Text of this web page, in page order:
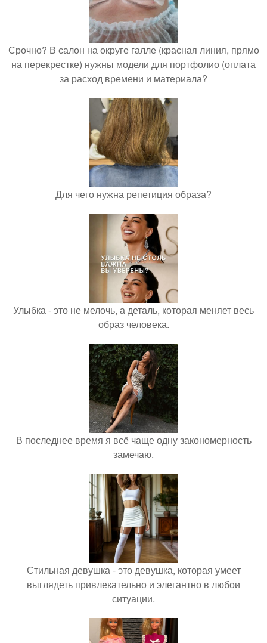
Срочно? В салон на округе галле (красная линия, прямо
на перекрестке) нужны модели для портфолио (оплата
за расход времени и материала?
Для чего нужна репетиция образа?
Улыбка - это не мелочь, а деталь, которая меняет весь
образ человека.
В последнее время я всё чаще одну закономерность
замечаю.
Стильная девушка - это девушка, которая умеет
выглядеть привлекательно и элегантно в любои
ситуации.